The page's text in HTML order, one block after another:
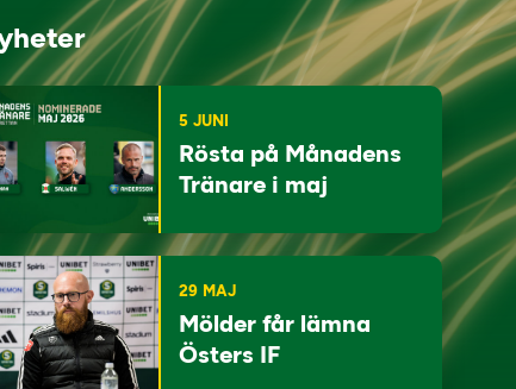
5 JUNI
Rösta på Månadens
Tränare i maj
29 MAJ
Mölder får lämna
Östers IF